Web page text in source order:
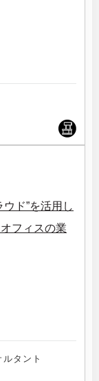
ド”を活用し
フィスの業
タント